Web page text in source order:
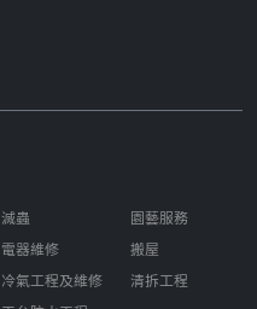
滅蟲
電器維修
冷氣工程及維修
園藝服務
搬屋
清拆工程